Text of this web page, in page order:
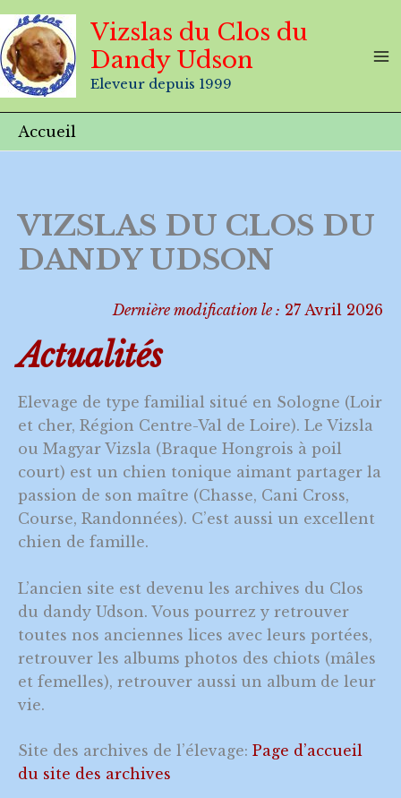
Aller
au
contenu
Vizslas du Clos du
Dandy Udson
Eleveur depuis 1999
Accueil
VIZSLAS DU CLOS DU
DANDY UDSON
Dernière modification le : 27 Avril 2026
Actualités
Elevage de type familial situé en Sologne (Loir
et cher, Région Centre-Val de Loire). Le Vizsla
ou Magyar Vizsla (Braque Hongrois à poil
court) est un chien tonique aimant partager la
passion de son maître (Chasse, Cani Cross,
Course, Randonnées). C’est aussi un excellent
chien de famille.
L’ancien site est devenu les archives du Clos
du dandy Udson. Vous pourrez y retrouver
toutes nos anciennes lices avec leurs portées,
retrouver les albums photos des chiots (mâles
et femelles), retrouver aussi un album de leur
vie.
Site des archives de l’élevage: Page d’accueil
du site des archives